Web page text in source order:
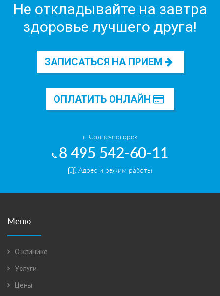
Не откладывайте на завтра
здоровье лучшего друга!
ЗАПИСАТЬСЯ НА ПРИЕМ
ОПЛАТИТЬ ОНЛАЙН
г. Солнечногорск
8 495 542-60-11
Адрес и режим работы
Меню
О клинике
Услуги
Цены